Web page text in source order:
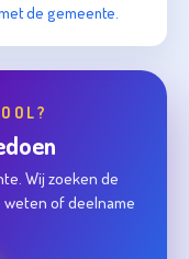
de gemeente.
Wij zoeken de
of deelname